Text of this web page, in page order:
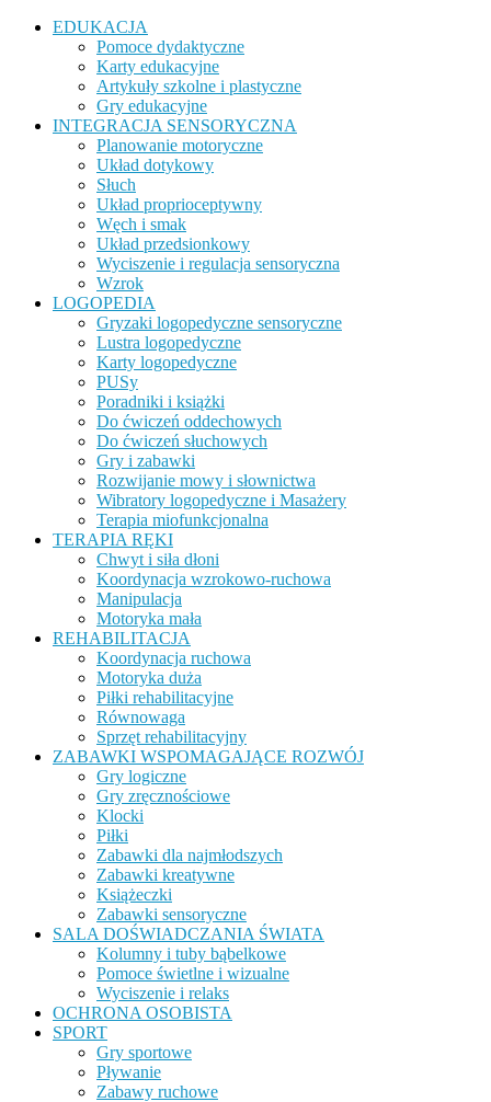
EDUKACJA
Pomoce dydaktyczne
Karty edukacyjne
Artykuły szkolne i plastyczne
Gry edukacyjne
INTEGRACJA SENSORYCZNA
Planowanie motoryczne
Układ dotykowy
Słuch
Układ proprioceptywny
Węch i smak
Układ przedsionkowy
Wyciszenie i regulacja sensoryczna
Wzrok
LOGOPEDIA
Gryzaki logopedyczne sensoryczne
Lustra logopedyczne
Karty logopedyczne
PUSy
Poradniki i książki
Do ćwiczeń oddechowych
Do ćwiczeń słuchowych
Gry i zabawki
Rozwijanie mowy i słownictwa
Wibratory logopedyczne i Masażery
Terapia miofunkcjonalna
TERAPIA RĘKI
Chwyt i siła dłoni
Koordynacja wzrokowo-ruchowa
Manipulacja
Motoryka mała
REHABILITACJA
Koordynacja ruchowa
Motoryka duża
Piłki rehabilitacyjne
Równowaga
Sprzęt rehabilitacyjny
ZABAWKI WSPOMAGAJĄCE ROZWÓJ
Gry logiczne
Gry zręcznościowe
Klocki
Piłki
Zabawki dla najmłodszych
Zabawki kreatywne
Książeczki
Zabawki sensoryczne
SALA DOŚWIADCZANIA ŚWIATA
Kolumny i tuby bąbelkowe
Pomoce świetlne i wizualne
Wyciszenie i relaks
OCHRONA OSOBISTA
SPORT
Gry sportowe
Pływanie
Zabawy ruchowe